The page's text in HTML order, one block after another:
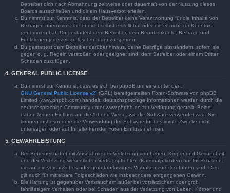
Betreiber dich nach Abmahnung zeitweise oder dauerhaft von der Nutzung dieses
Boards ausschließen und dir ein Hausverbot erteilen.
Du nimmst zur Kenntnis, dass der Betreiber keine Verantwortung für die Inhalte von
Beiträgen übernimmt, die er nicht selbst erstellt hat oder die er nicht zur Kenntnis
genommen hat. Du gestattest dem Betreiber, dein Benutzerkonto, Beiträge und
Funktionen jederzeit zu löschen oder zu sperren.
Du gestattest dem Betreiber darüber hinaus, deine Beiträge abzuändern, sofern sie
gegen o. g. Regeln verstoßen oder geeignet sind, dem Betreiber oder einem Dritten
Schaden zuzufügen.
4. GENERAL PUBLIC LICENSE
Du nimmst zur Kenntnis, dass es sich bei phpBB um eine unter der „
GNU General Public License v2“ (GPL) bereitgestellten Foren-Software von phpBB
Limited (www.phpbb.com) handelt; deutschsprachige Informationen werden durch die
deutschsprachige Community unter www.phpbb.de zur Verfügung gestellt. Beide
haben keinen Einfluss auf die Art und Weise, wie die Software verwendet wird. Sie
können insbesondere die Verwendung der Software für bestimmte Zwecke nicht
untersagen oder auf Inhalte fremder Foren Einfluss nehmen.
5. GEWÄHRLEISTUNG
Der Betreiber haftet mit Ausnahme der Verletzung von Leben, Körper und Gesundheit
und der Verletzung wesentlicher Vertragspflichten (Kardinalpflichten) nur für Schäden,
die auf ein vorsätzliches oder grob fahrlässiges Verhalten zurückzuführen sind. Dies
gilt auch für mittelbare Folgeschäden wie insbesondere entgangenen Gewinn.
Die Haftung ist gegenüber Verbrauchern außer bei vorsätzlichem oder grob
fahrlässigem Verhalten oder bei Schäden aus der Verletzung von Leben, Körper und